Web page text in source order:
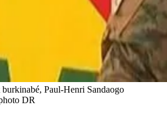
burkinabé, Paul-Henri Sandaogo
DR